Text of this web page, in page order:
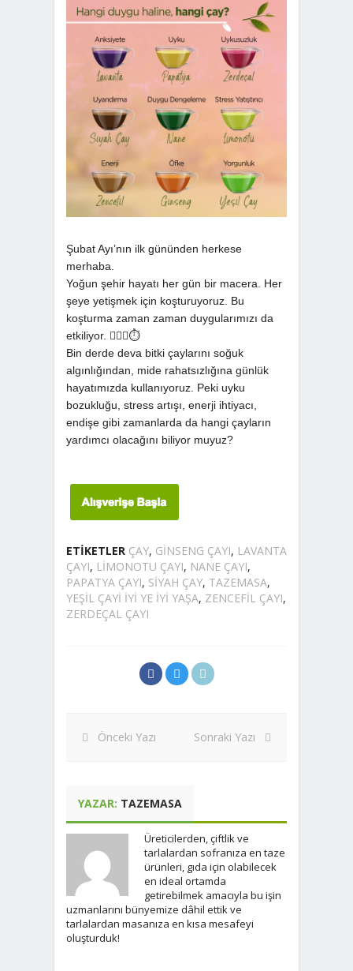
Şubat Ayı’nın ilk gününden herkese
merhaba.
Yoğun şehir hayatı her gün bir macera. Her
şeye yetişmek için koşturuyoruz. Bu
koşturma zaman zaman duygularımızı da
etkiliyor. 🏃🏻‍♀️⏱
Bin derde deva bitki çaylarını soğuk
algınlığından, mide rahatsızlığına günlük
hayatımızda kullanıyoruz. Peki uyku
bozukluğu, stress artışı, enerji ihtiyacı,
endişe gibi zamanlarda da hangi çayların
yardımcı olacağını biliyor muyuz?
ETIKETLER ÇAY, GINSENG ÇAYI, LAVANTA
ÇAYI, LIMONOTU ÇAYI, NANE ÇAYI,
PAPATYA ÇAYI, SIYAH ÇAY, TAZEMASA,
YEŞIL ÇAYI IYI YE IYI YAŞA, ZENCEFIL ÇAYI,
ZERDEÇAL ÇAYI
Önceki Yazı Sonraki Yazı
YAZAR: TAZEMASA
Üreticilerden, çiftlik ve
tarlalardan sofranıza en taze
ürünleri, gıda için olabilecek
en ideal ortamda
getirebilmek amacıyla bu işin
uzmanlarını bünyemize dâhil ettik ve
tarlalardan masanıza en kısa mesafeyi
oluşturduk!